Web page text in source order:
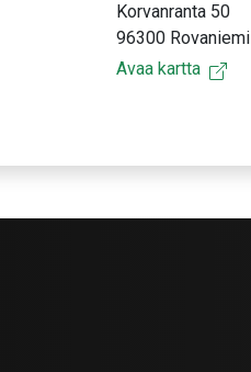
Korvanranta 50
96300 Rovaniemi
Avaa kartta